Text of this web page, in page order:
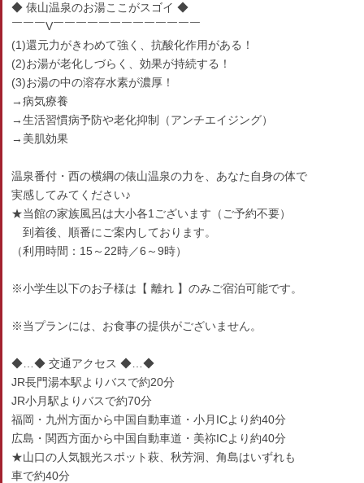
◆ 俵山温泉のお湯ここがスゴイ ◆
￣￣￣V￣￣￣￣￣￣￣￣￣￣￣￣￣
(1)還元力がきわめて強く、抗酸化作用がある！
(2)お湯が老化しづらく、効果が持続する！
(3)お湯の中の溶存水素が濃厚！
→病気療養
→生活習慣病予防や老化抑制（アンチエイジング）
→美肌効果
温泉番付・西の横綱の俵山温泉の力を、あなた自身の体で
実感してみてください♪
★当館の家族風呂は大小各1ございます（ご予約不要）
到着後、順番にご案内しております。
（利用時間：15～22時／6～9時）
※小学生以下のお子様は【 離れ 】のみご宿泊可能です。
※当プランには、お食事の提供がございません。
◆…◆ 交通アクセス ◆…◆
JR長門湯本駅よりバスで約20分
JR小月駅よりバスで約70分
福岡・九州方面から中国自動車道・小月ICより約40分
広島・関西方面から中国自動車道・美祢ICより約40分
★山口の人気観光スポット萩、秋芳洞、角島はいずれも
車で約40分